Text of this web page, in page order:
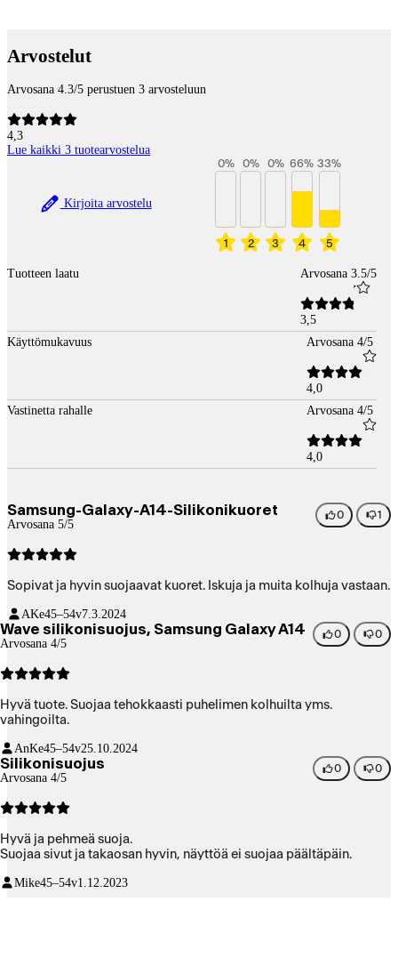
Arvostelut
Arvosana 4.3/5 perustuen 3 arvosteluun
4,3
Lue kaikki 3 tuotearvostelua
Kirjoita arvostelu
1
0%
2
0%
3
0%
4
66%
5
33%
Tuotteen laatu Arvosana 3.5/5
3,5
Käyttömukavuus
Arvosana 4/5
4,0
Vastinetta rahalle
Arvosana 4/5
4,0
Samsung-Galaxy-A14-Silikonikuoret
Arvosana 5/5
0 1
Sopivat ja hyvin suojaavat kuoret. Iskuja ja muita kolhuja vastaan.
AKe45–54v7.3.2024
Wave silikonisuojus, Samsung Galaxy A14
Arvosana 4/5
0 0
Hyvä tuote. Suojaa tehokkaasti puhelimen kolhuilta yms.
vahingoilta.
AnKe45–54v25.10.2024
Silikonisuojus
Arvosana 4/5
0 0
Hyvä ja pehmeä suoja.
Suojaa sivut ja takaosan hyvin, näyttöä ei suojaa päältäpäin.
Mike45–54v1.12.2023